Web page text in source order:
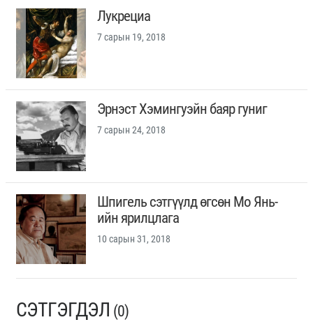
Лукрециа
7 сарын 19, 2018
Эрнэст Хэмингуэйн баяр гуниг
7 сарын 24, 2018
Шпигель сэтгүүлд өгсөн Мо Янь-
ийн ярилцлага
10 сарын 31, 2018
СЭТГЭГДЭЛ (0)